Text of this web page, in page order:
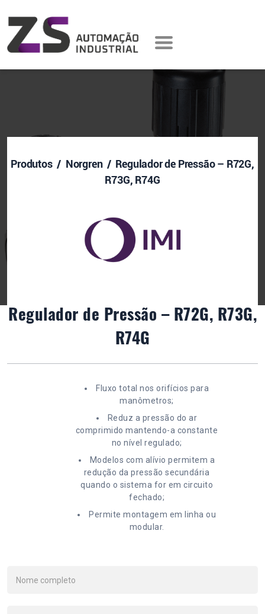
Produtos/ Norgren / Regulador de Pressão – R72G,
R73G, R74G
Regulador de Pressão – R72G, R73G,
R74G
Fluxo total nos orifícios para
manômetros;
Reduz a pressão do ar
comprimido mantendo-a constante
no nível regulado;
Modelos com alívio permitem a
redução da pressão secundária
quando o sistema for em circuito
fechado;
Permite montagem em linha ou
modular.